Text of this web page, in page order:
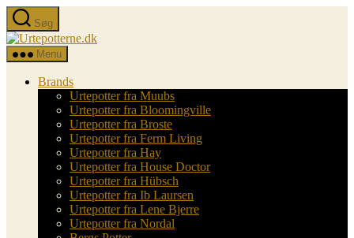
Spring
til
indholdet
Søg
Urtepotterne.dk
Menu
Brands
Urtepotter fra Muubs
Urtepotter fra Bloomingville
Urtepotter fra Broste
Urtepotter fra Ferm Living
Urtepotter fra Hay
Urtepotter fra House Doctor
Urtepotter fra Hübsch
Urtepotter fra Ib Laursen
Urtepotter fra Lene Bjerre
Urtepotter fra Nordal